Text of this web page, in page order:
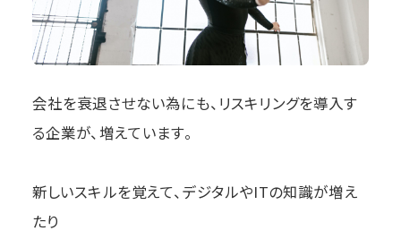
会社を衰退させない為にも、リスキリングを導入す
る企業が、増えています。
新しいスキルを覚えて、デジタルやITの知識が増え
たり